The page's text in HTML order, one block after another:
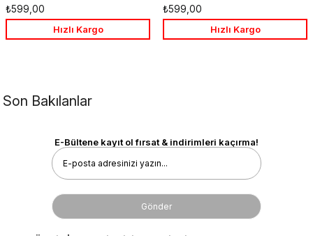
Favorilere
Ekle
₺599,00
Hızlı Kargo
Ekle
₺599,00
Hızlı Kargo
Son Bakılanlar
E-Bültene kayıt ol fırsat & indirimleri kaçırma!
Gönder